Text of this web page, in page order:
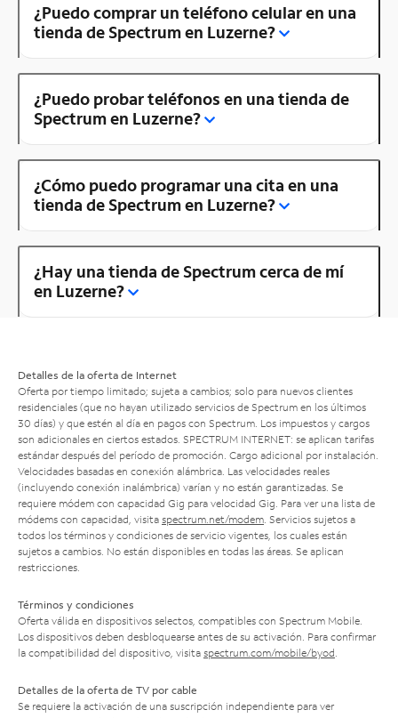
¿Puedo comprar un teléfono celular en una
tienda de Spectrum en Luzerne?
¿Puedo probar teléfonos en una tienda de
Spectrum en Luzerne?
¿Cómo puedo programar una cita en una
tienda de Spectrum en Luzerne?
¿Hay una tienda de Spectrum cerca de mí
en Luzerne?
Detalles de la oferta de Internet
Oferta por tiempo limitado; sujeta a cambios; solo para nuevos clientes
residenciales (que no hayan utilizado servicios de Spectrum en los últimos
30 días) y que estén al día en pagos con Spectrum. Los impuestos y cargos
son adicionales en ciertos estados. SPECTRUM INTERNET: se aplican tarifas
estándar después del período de promoción. Cargo adicional por instalación.
Velocidades basadas en conexión alámbrica. Las velocidades reales
(incluyendo conexión inalámbrica) varían y no están garantizadas. Se
requiere módem con capacidad Gig para velocidad Gig. Para ver una lista de
módems con capacidad, visita spectrum.net/modem . Servicios sujetos a
todos los términos y condiciones de servicio vigentes, los cuales están
sujetos a cambios. No están disponibles en todas las áreas. Se aplican
restricciones.
Términos y condiciones
Oferta válida en dispositivos selectos, compatibles con Spectrum Mobile.
Los dispositivos deben desbloquearse antes de su activación. Para confirmar
la compatibilidad del dispositivo, visita spectrum.com/mobile/byod
Detalles de la oferta de TV por cable
Se requiere la activación de una suscripción independiente para ver